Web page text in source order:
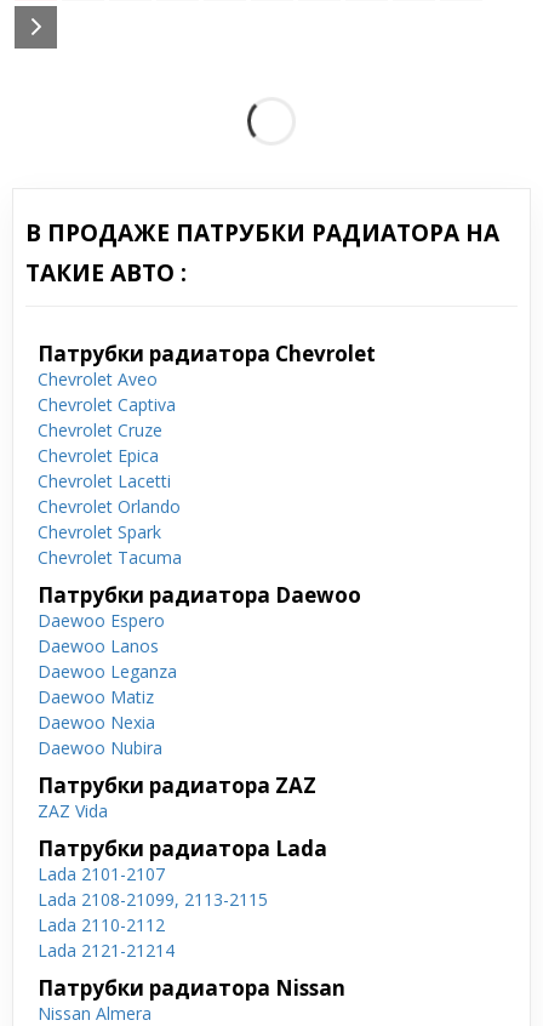
В ПРОДАЖЕ ПАТРУБКИ РАДИАТОРА НА
ТАКИЕ АВТО :
Патрубки радиатора Chevrolet
Chevrolet Aveo
Chevrolet Captiva
Chevrolet Cruze
Chevrolet Epica
Chevrolet Lacetti
Chevrolet Orlando
Chevrolet Spark
Chevrolet Tacuma
Патрубки радиатора Daewoo
Daewoo Espero
Daewoo Lanos
Daewoo Leganza
Daewoo Matiz
Daewoo Nexia
Daewoo Nubira
Патрубки радиатора ZAZ
ZAZ Vida
Патрубки радиатора Lada
Lada 2101-2107
Lada 2108-21099, 2113-2115
Lada 2110-2112
Lada 2121-21214
Патрубки радиатора Nissan
Nissan Almera